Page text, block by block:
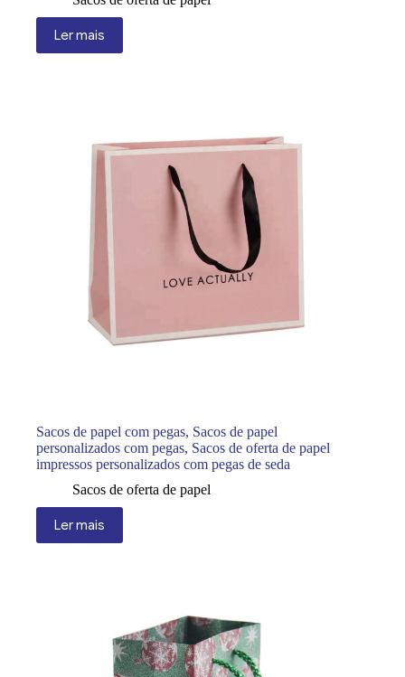
Ler mais
Sacos de papel com pegas, Sacos de papel
personalizados com pegas, Sacos de oferta de papel
impressos personalizados com pegas de seda
Sacos de oferta de papel
Ler mais